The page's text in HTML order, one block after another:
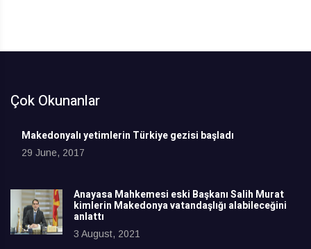
Çok Okunanlar
Makedonyalı yetimlerin Türkiye gezisi başladı
29 June, 2017
Anayasa Mahkemesi eski Başkanı Salih Murat
kimlerin Makedonya vatandaşlığı alabileceğini
anlattı
3 August, 2021